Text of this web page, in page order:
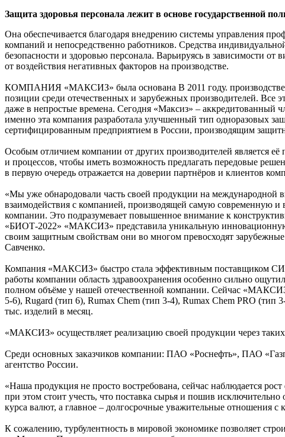
Защита здоровья персонала лежит в основе государственной
Она обеспечивается благодаря внедрению системы управления
компаний и непосредственно работников. Средства
безопасности и здоровью персонала. Варьируясь в зависимости
от воздействия негативных факторов на производстве.
КОМПАНИЯ «МАКСИЗ» была основана В 2011 году.
позиции среди отечественных и зарубежных производителей. Все
даже в непростые времена. Сегодня «Максиз» – аккредитованный
именно эта компания разработала улучшенный тип одноразовых
сертифицированным предприятием в России, производящим
Особым отличием компании от других производителей является
и процессов, чтобы иметь возможность предлагать передовые
в первую очередь отражается на доверии партнёров и клиентов
«Мы уже обнародовали часть своей продукции на международной
взаимодействия с компанией, производящей самую современную
компании. Это подразумевает повышенное внимание к
«БИОТ-2022» «МАКСИЗ» представила уникальную
своим защитным свойствам они во многом превосходят
Савченко.
Компания «МАКСИЗ» быстро стала эффективным поставщиком
работы компании область здравоохранения особенно сильно
полном объёме у нашей отечественной компании. Сейчас
5-6), Rugard (тип 6), Rumax Chem (тип 3-4), Rumax Chem PRO (тип
тыс. изделий в месяц.
«МАКСИЗ» осуществляет реализацию своей продукции через
Среди основных заказчиков компании: ПАО «Роснефть», ПАО
агентство России.
«Наша продукция не просто востребована, сейчас наблюдается
при этом стоит учесть, что поставка сырья и пошив
курса валют, а главное – долгосрочные уважительные
К сожалению, турбулентность в мировой экономике позволяет